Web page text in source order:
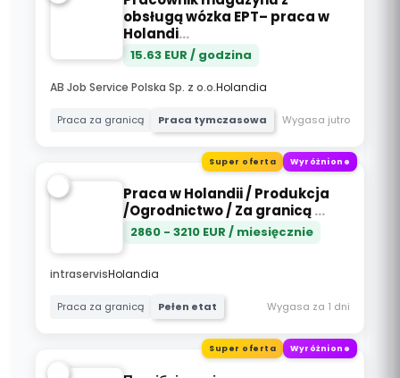
obsługą wózka EPT– praca w
Holandi...
15.63 EUR / godzina
AB Job Service Polska Sp. z o.o.Holandia
Praca za granicą Praca tymczasowa Wygasa jutro
Praca w Holandii / Produkcja
/Ogrodnictwo / Za granicą...
2860 - 3210 EUR / miesięcznie
Super oferta Wyróżnione
intraservisHolandia
Praca za granicą Pełen etat Wygasa za 1 dni
Super oferta Wyróżnione